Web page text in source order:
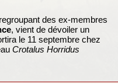
des ex-membres
, vient de dévoiler un
le 11 septembre chez
Crotalus Horridus